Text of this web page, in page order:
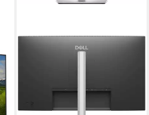
(27) TFT-Monitor
3840 x 2160 px, 4K Ultra HD